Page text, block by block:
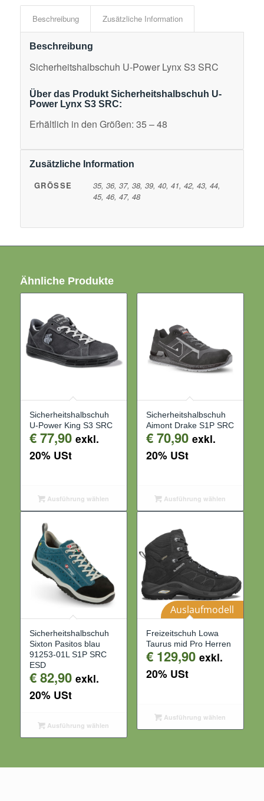
Beschreibung Zusätzliche Information
Beschreibung
Sicherheitshalbschuh U-Power Lynx S3 SRC
Über das Produkt Sicherheitshalbschuh U-
Power Lynx S3 SRC:
Erhältlich in den Größen: 35 – 48
Zusätzliche Information
GRÖSSE
35, 36, 37, 38, 39, 40, 41, 42, 43, 44,
45, 46, 47, 48
Ähnliche Produkte
Sicherheitshalbschuh
U-Power King S3 SRC
€77,90 exkl.
20% USt
Ausführung wählen
Sicherheitshalbschuh
Aimont Drake S1P SRC
€70,90 exkl.
20% USt
Ausführung wählen
Sicherheitshalbschuh
Sixton Pasitos blau
91253-01L S1P SRC
ESD
€82,90 exkl.
20% USt
Ausführung wählen
Auslaufmodell
Freizeitschuh Lowa
Taurus mid Pro Herren
€129,90 exkl.
20% USt
Ausführung wählen